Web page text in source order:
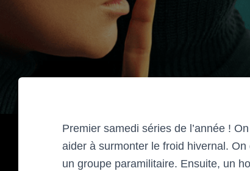
Premier samedi séries de l’année !
aider à surmonter le froid hivernal. On
un groupe paramilitaire. Ensuite, un